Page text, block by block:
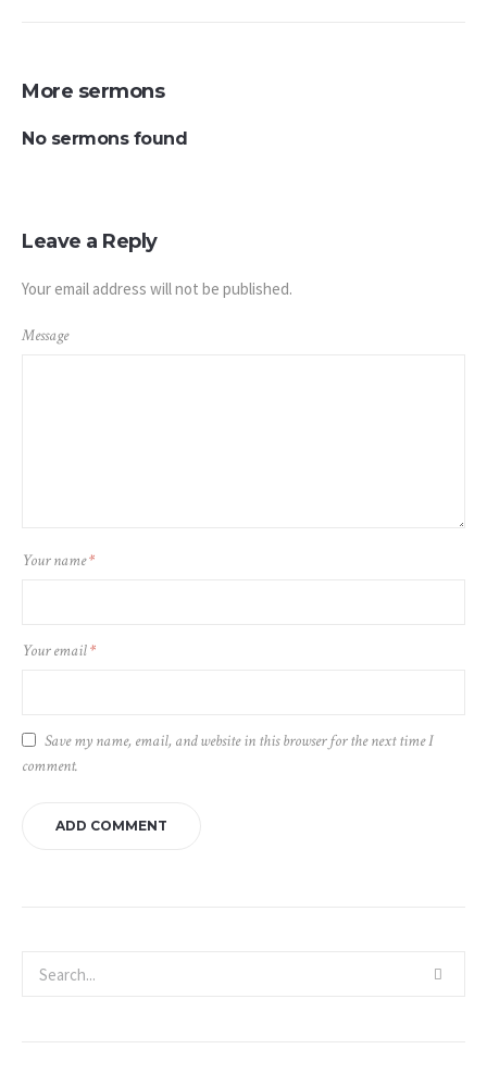
More sermons
No sermons found
Leave a Reply
Your email address will not be published.
Message
Your name*
Your email*
Save my name, email, and website in this browser for the next time I
comment.